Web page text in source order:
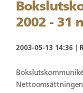
2002 - 31
2003-05-13 14:36
Nettoomsättningen